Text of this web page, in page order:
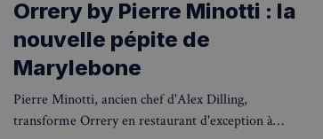
Orrery by Pierre Minotti : la
nouvelle pépite de
Marylebone
Pierre Minotti, ancien chef d'Alex Dilling,
transforme Orrery en restaurant d'exception à